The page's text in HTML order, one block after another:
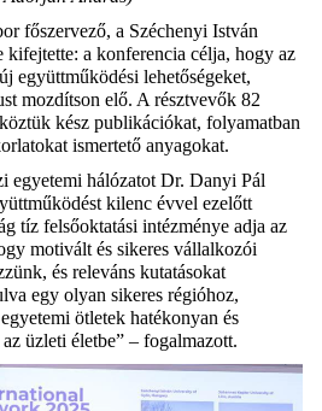
főszervező, a Széchenyi István
kifejtette: a konferencia célja, hogy az
együttműködési lehetőségeket,
mozdítson elő. A résztvevők 82
kész publikációkat, folyamatban
ismertető anyagokat.
egyetemi hálózatot Dr. Danyi Pál
kilenc évvel ezelőtt
tíz felsőoktatási intézménye adja az
motivált és sikeres vállalkozói
és releváns kutatásokat
egy olyan sikeres régióhoz,
ötletek hatékonyan és
üzleti életbe” – fogalmazott.